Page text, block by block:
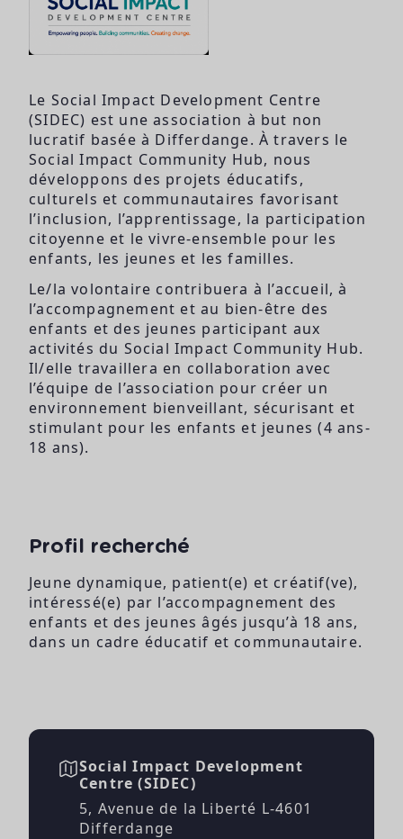
Le Social Impact Development Centre
(SIDEC) est une association à but non
lucratif basée à Differdange. À travers le
Social Impact Community Hub, nous
développons des projets éducatifs,
culturels et communautaires favorisant
l’inclusion, l’apprentissage, la participation
citoyenne et le vivre-ensemble pour les
enfants, les jeunes et les familles.
Le/la volontaire contribuera à l’accueil, à
l’accompagnement et au bien-être des
enfants et des jeunes participant aux
activités du Social Impact Community Hub.
Il/elle travaillera en collaboration avec
l’équipe de l’association pour créer un
environnement bienveillant, sécurisant et
stimulant pour les enfants et jeunes (4 ans-
18 ans).
Profil recherché
Jeune dynamique, patient(e) et créatif(ve),
intéressé(e) par l’accompagnement des
enfants et des jeunes âgés jusqu’à 18 ans,
dans un cadre éducatif et communautaire.
Social Impact Development
Centre (SIDEC)
5, Avenue de la Liberté L-4601
Differdange